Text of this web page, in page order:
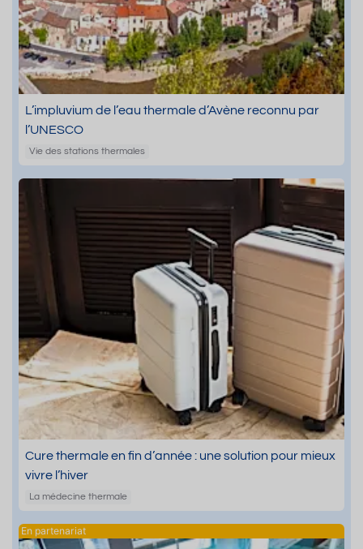
L’impluvium de l’eau thermale d’Avène reconnu par
l’UNESCO
Vie des stations thermales
Cure thermale en fin d’année : une solution pour mieux
vivre l’hiver
La médecine thermale